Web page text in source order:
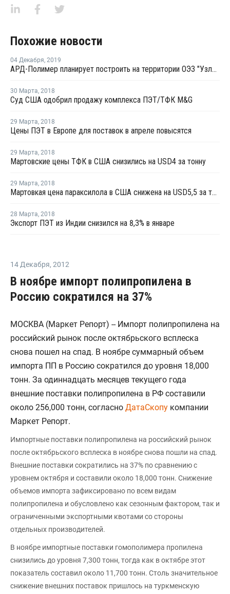
Похожие новости
04 Декабря, 2019
АРД-Полимер планирует построить на территории ОЭЗ "Узловая" производство пленок из ПЭТ
30 Марта, 2018
Суд США одобрил продажу комплекса ПЭТ/ТФК M&G
29 Марта, 2018
Цены ПЭТ в Европе для поставок в апреле повысятся
29 Марта, 2018
Мартовские цены ТФК в США снизились на USD4 за тонну
29 Марта, 2018
Мартовкая цена параксилола в США снижена на USD5,5 за тонну
28 Марта, 2018
Экспорт ПЭТ из Индии снизился на 8,3% в январе
14 Декабря, 2012
В ноябре импорт полипропилена в
Россию сократился на 37%
МОСКВА (Маркет Репорт) -- Импорт полипропилена на
российский рынок после октябрьского всплеска
снова пошел на спад. В ноябре суммарный объем
импорта ПП в Россию сократился до уровня 18,000
тонн. За одиннадцать месяцев текущего года
внешние поставки полипропилена в РФ составили
около 256,000 тонн, согласно ДатаСкопу компании
Маркет Репорт.
Импортные поставки полипропилена на российский рынок
после октябрьского всплеска в ноябре снова пошли на спад.
Внешние поставки сократились на 37% по сравнению с
уровнем октября и составили около 18,000 тонн. Снижение
объемов импорта зафиксировано по всем видам
полипропилена и обусловлено как сезонным фактором, так и
ограниченными экспортными квотами со стороны
отдельных производителей.
В ноябре импортные поставки гомополимера пропилена
снизились до уровня 7,300 тонн, тогда как в октябре этот
показатель составил около 11,700 тонн. Столь значительное
снижение внешних поставок пришлось на туркменскую